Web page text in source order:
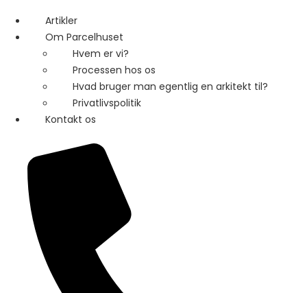
Artikler
Om Parcelhuset
Hvem er vi?
Processen hos os
Hvad bruger man egentlig en arkitekt til?
Privatlivspolitik
Kontakt os